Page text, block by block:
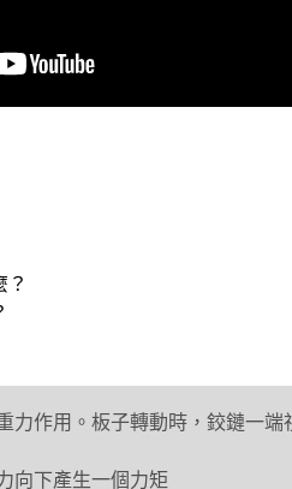
？
力作用。板子轉動時，鉸鏈一
向下產生一個力矩